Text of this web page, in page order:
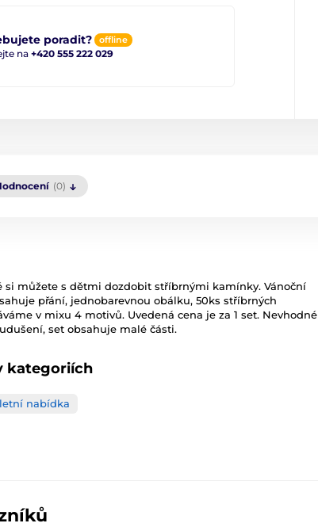
poradit? offline
na +420 555 222 029
(0)
si můžete s dětmi dozdobit stříbrnými kamínky. Vánoční
přání, jednobarevnou obálku, 50ks stříbrných
v mixu 4 motivů. Uvedená cena je za 1 set. Nevhodné
set obsahuje malé části.
kategoriích
nabídka